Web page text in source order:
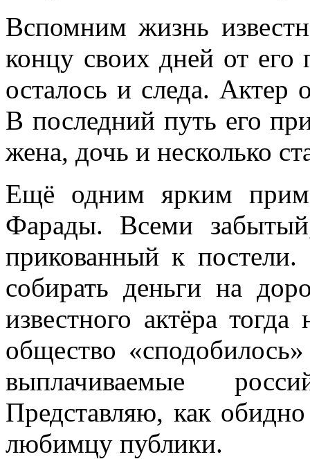
Вспомним жизнь
концу своих дней от
осталось и следа. Актер
В последний путь его
жена, дочь и несколько
Ещё одним ярким
Фарады. Всеми
прикованный к постели.
собирать деньги на
известного актёра
общество
выплачиваемые
Представляю, как
любимцу публики.